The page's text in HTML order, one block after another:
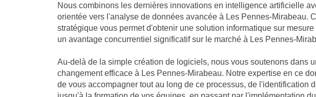
Nous combinons les dernières innovations en intelligence artificielle
orientée vers l'analyse de données avancée à Les Pennes-Mirabeau.
stratégique vous permet d'obtenir une solution informatique sur
un avantage concurrentiel significatif sur le marché à Les Pennes-
Au-delà de la simple création de logiciels, nous vous soutenons dans
changement efficace à Les Pennes-Mirabeau. Notre expertise en ce
de vous accompagner tout au long de ce processus, de l'identification